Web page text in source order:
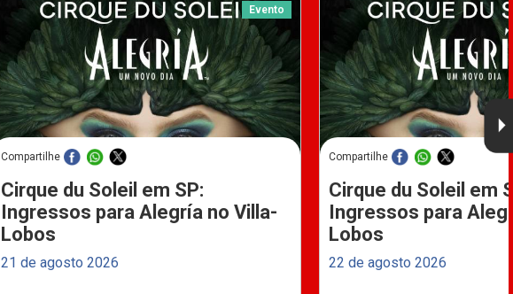
Evento
Compartilhe
Cirque du Soleil em SP:
Ingressos para Alegría no Villa-
Lobos
21 de agosto 2026
Compartilhe
Cirque du Soleil em
Ingressos para
Lobos
22 de agosto 2026